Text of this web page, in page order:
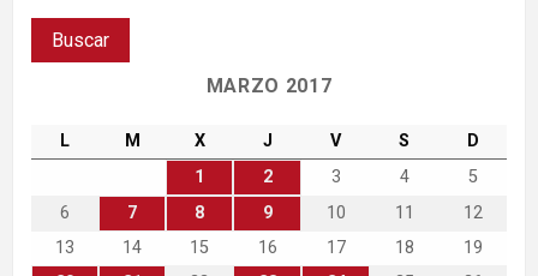
MARZO 2017
L M X J V S
D
1
2 3 4
5
6
7 8 9 10 11
12
13
14 15 16 17 18
19